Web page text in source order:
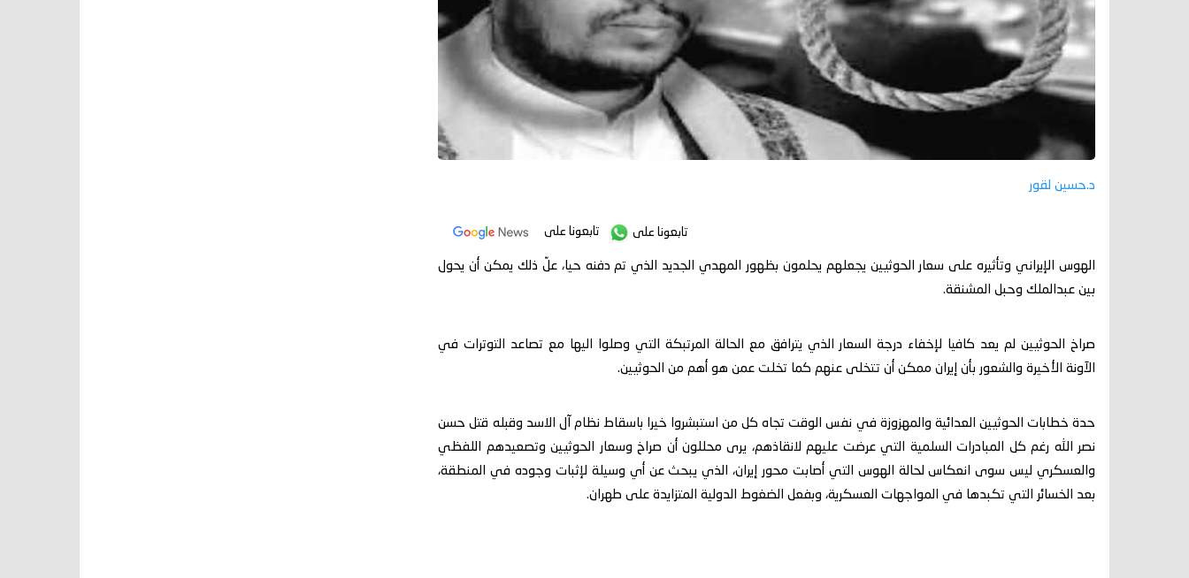
د.حسين لقور
تابعونا على تابعونا على
‏الهوس الإيراني وتأثيره على سعار الحوثيين يجعلهم يحلمون بظهور المهدي الجديد الذي تم دفنه حيا، علّ ذلك يمكن أن يحول
بين عبدالملك وحبل المشنقة.
صراخ الحوثيين لم يعد كافيا لإخفاء درجة السعار الذي يترافق مع الحالة المرتبكة التي وصلوا اليها مع تصاعد التوترات في
الآونة الأخيرة والشعور بأن إيران ممكن أن تتخلى عنهم كما تخلت عمن هو أهم من الحوثيين.
حدة خطابات الحوثيين العدائية والمهزوزة في نفس الوقت تجاه كل من استبشروا خيرا باسقاط نظام آل الاسد وقبله قتل حسن
نصر الله رغم كل المبادرات السلمية التي عرضت عليهم لانقاذهم، يرى محللون أن صراخ وسعار الحوثيين وتصعيدهم اللفظي
والعسكري ليس سوى انعكاس لحالة الهوس التي أصابت محور إيران، الذي يبحث عن أي وسيلة لإثبات وجوده في المنطقة،
بعد الخسائر التي تكبدها في المواجهات العسكرية، وبفعل الضغوط الدولية المتزايدة على طهران.